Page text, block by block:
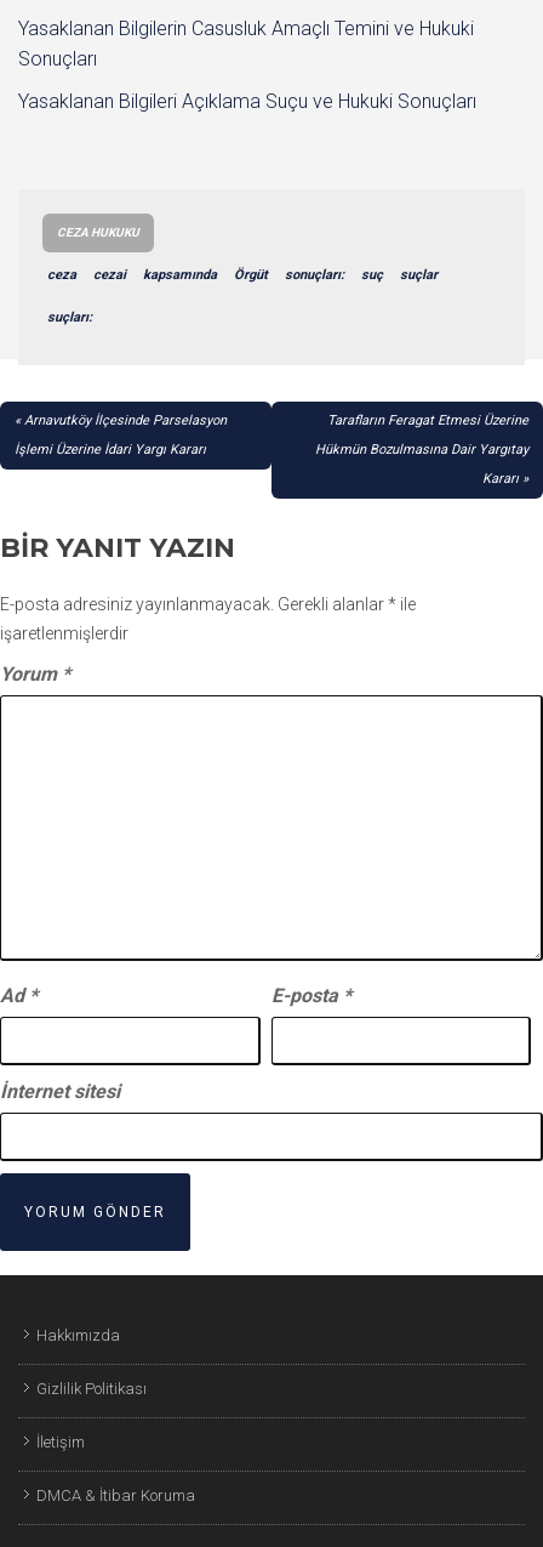
Yasaklanan Bilgilerin Casusluk Amaçlı Temini ve Hukuki
Sonuçları
Yasaklanan Bilgileri Açıklama Suçu ve Hukuki Sonuçları
CEZA HUKUKU
ceza cezai kapsamında Örgüt sonuçları: suç suçlar
suçları:
YAZI
GEZINMESI
Arnavutköy İlçesinde Parselasyon
İşlemi Üzerine İdari Yargı Kararı
Tarafların Feragat Etmesi Üzerine
Hükmün Bozulmasına Dair Yargıtay
Kararı
BIR YANIT YAZIN
E-posta adresiniz yayınlanmayacak. Gerekli alanlar* ile
işaretlenmişlerdir
Yorum *
Ad * E-posta *
İnternet sitesi
Hakkımızda
Gizlilik Politikası
İletişim
DMCA & İtibar Koruma